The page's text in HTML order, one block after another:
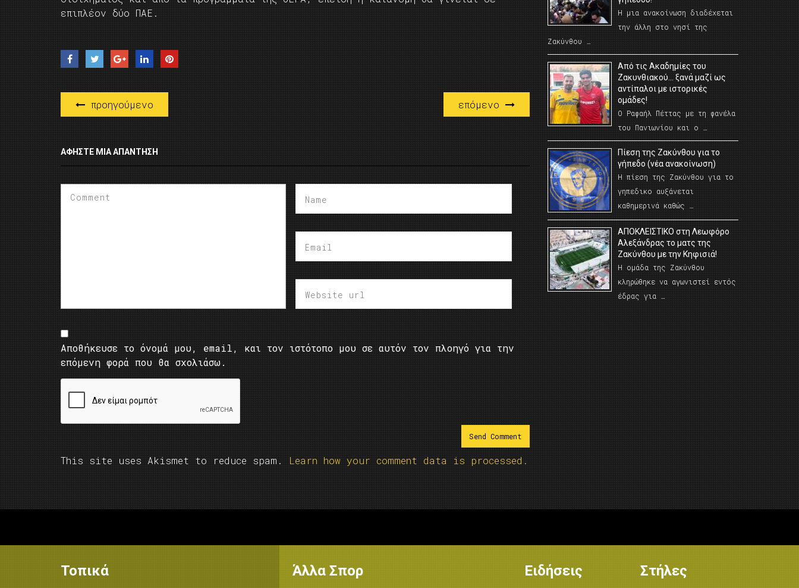
επιπλέον δύο ΠΑΕ.
προηγούμενο επόμενο
ΑΦΉΣΤΕ ΜΙΑ ΑΠΆΝΤΗΣΗ
Αποθήκευσε το όνομά μου, email, και τον ιστότοπο μου σε αυτόν τον πλοηγό για την
επόμενη φορά που θα σχολιάσω.
This site uses Akismet to reduce spam. Learn how your comment data is processed.
Η μια ανακοίνωση διαδέχεται
την άλλη στο νησί της
Ζακύνθου …
Από τις Ακαδημίες του
Ζακυνθιακού… ξανά μαζί ως
αντίπαλοι με ιστορικές
ομάδες!
Ο Ραφαήλ Πέττας με τη φανέλα
του Πανιωνίου και ο …
Πίεση της Ζακύνθου για το
γήπεδο (νέα ανακοίνωση)
Η πίεση της Ζακύνθου για το
γηπεδικο αυξάνεται
καθημερινά καθώς …
AΠΟΚΛΕΙΣΤΙΚΟ στη Λεωφόρο
Αλεξάνδρας το ματς της
Ζακύνθου με την Κηφισιά!
Η ομάδα της Ζακύνθου
κληρώθηκε να αγωνιστεί εντός
έδρας για …
Τοπικά Άλλα Σπορ Ειδήσεις Στήλες